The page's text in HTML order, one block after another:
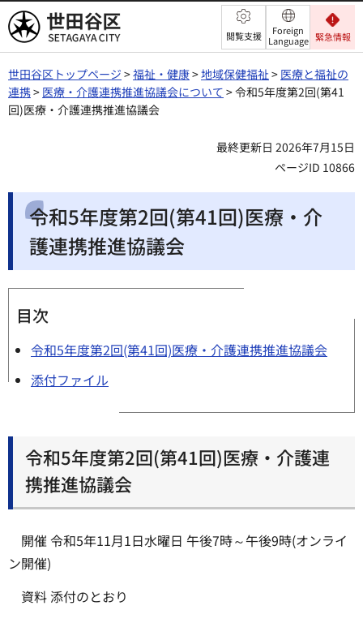
世田谷区 閲覧支援
Foreign
Language 緊急情報
世田谷区トップページ >福祉・健康>地域保健福祉 > 医療と福祉の
連携> 医療・介護連携推進協議会について > 令和5年度第2回(第41
回)医療・介護連携推進協議会
最終更新日 2026年7月15日
ページID 10866
令和5年度第2回(第41回)医療・介
護連携推進協議会
目次
令和5年度第2回(第41回)医療・介護連携推進協議会
添付ファイル
令和5年度第2回(第41回)医療・介護連
携推進協議会
開催 令和5年11月1日水曜日 午後7時～午後9時(オンライ
ン開催)
資料 添付のとおり